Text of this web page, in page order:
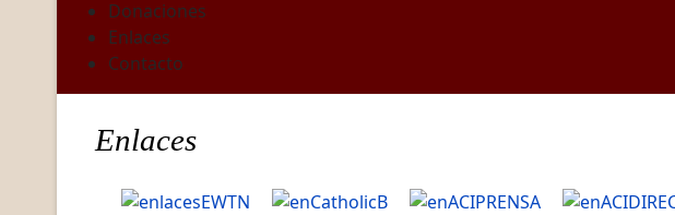
Donaciones
Enlaces
Contacto
Enlaces